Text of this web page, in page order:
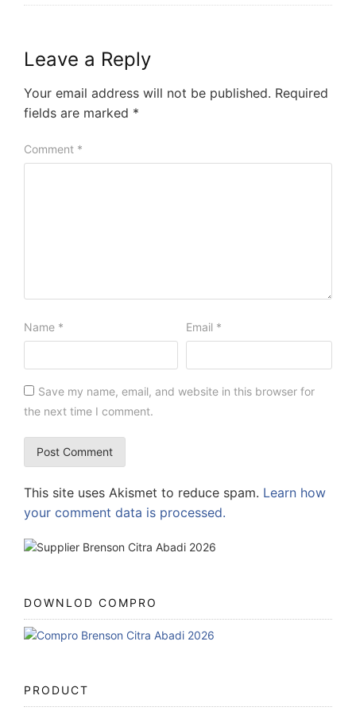
Leave a Reply
Your email address will not be published. Required
fields are marked *
Comment *
Name * Email *
Save my name, email, and website in this browser for
the next time I comment.
This site uses Akismet to reduce spam. Learn how
your comment data is processed.
DOWNLOD COMPRO
PRODUCT